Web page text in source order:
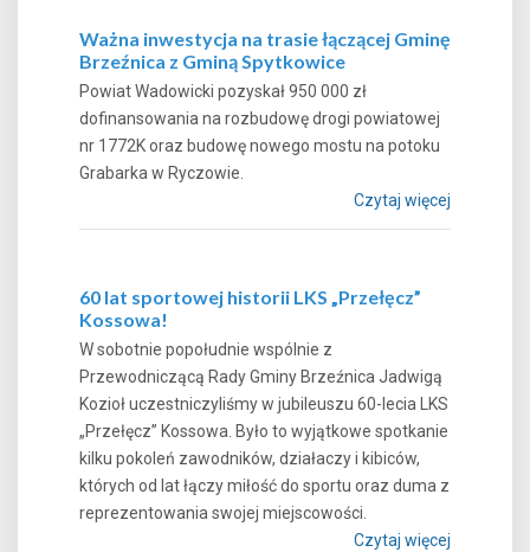
Ważna inwestycja na trasie łączącej Gminę
Brzeźnica z Gminą Spytkowice
Powiat Wadowicki pozyskał 950 000 zł
dofinansowania na rozbudowę drogi powiatowej
nr 1772K oraz budowę nowego mostu na potoku
Grabarka w Ryczowie.
Czytaj więcej
60 lat sportowej historii LKS „Przełęcz”
Kossowa!
W sobotnie popołudnie wspólnie z
Przewodniczącą Rady Gminy Brzeźnica Jadwigą
Kozioł uczestniczyliśmy w jubileuszu 60-lecia LKS
„Przełęcz” Kossowa. Było to wyjątkowe spotkanie
kilku pokoleń zawodników, działaczy i kibiców,
których od lat łączy miłość do sportu oraz duma z
reprezentowania swojej miejscowości.
Czytaj więcej